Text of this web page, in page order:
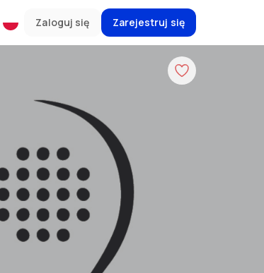
Zaloguj się Zarejestruj się